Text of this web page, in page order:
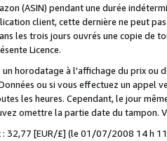
(ASIN) pendant une durée
client, cette dernière ne peut
les trois jours ouvrés une copie de
Licence.
un horodatage à l'affichage du prix
ou si vous effectuez un appel
les heures. Cependant, le jour
omettre la partie date du tampon.
: 32,77 [EUR/£] (le 01/07/2008 14 h